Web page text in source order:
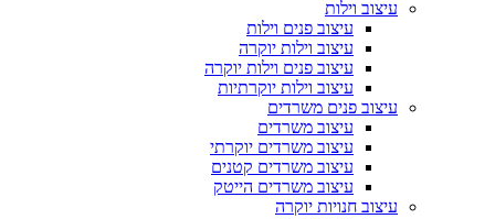
עיצוב וילות
עיצוב פנים וילות
עיצוב וילות יוקרה
עיצוב פנים וילות יוקרה
עיצוב וילות יוקרתיות
עיצוב פנים משרדים
עיצוב משרדים
עיצוב משרדים יוקרתי
עיצוב משרדים קטנים
עיצוב משרדים הייטק
עיצוב חנויות יוקרה